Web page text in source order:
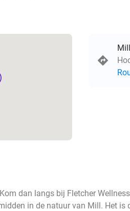
Mill
dan langs bij Fletcher
in de natuur van Mill. Het is